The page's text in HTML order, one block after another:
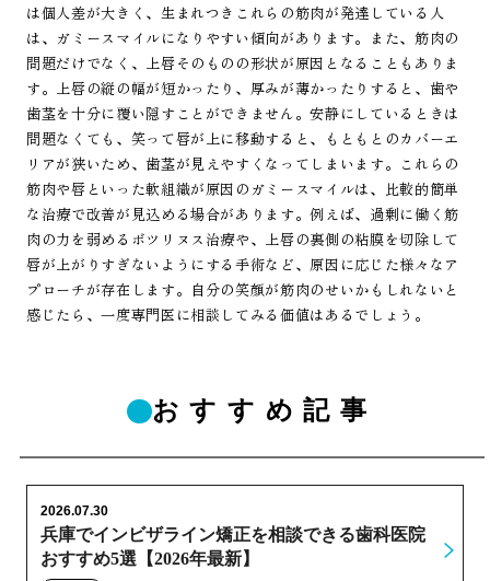
は個人差が大きく、生まれつきこれらの筋肉が発達している人
は、ガミースマイルになりやすい傾向があります。また、筋肉の
問題だけでなく、上唇そのものの形状が原因となることもありま
す。上唇の縦の幅が短かったり、厚みが薄かったりすると、歯や
歯茎を十分に覆い隠すことができません。安静にしているときは
問題なくても、笑って唇が上に移動すると、もともとのカバーエ
リアが狭いため、歯茎が見えやすくなってしまいます。これらの
筋肉や唇といった軟組織が原因のガミースマイルは、比較的簡単
な治療で改善が見込める場合があります。例えば、過剰に働く筋
肉の力を弱めるボツリヌス治療や、上唇の裏側の粘膜を切除して
唇が上がりすぎないようにする手術など、原因に応じた様々なア
プローチが存在します。自分の笑顔が筋肉のせいかもしれないと
感じたら、一度専門医に相談してみる価値はあるでしょう。
おすすめ記事
兵庫でインビザライン矯正を相談できる歯科医院
おすすめ5選【2026年最新】
2026.07.30